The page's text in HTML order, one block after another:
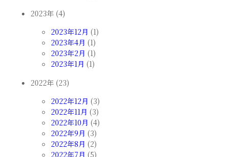
2023年 (4)
2023年12月 (1)
2023年4月 (1)
2023年2月 (1)
2023年1月 (1)
2022年 (23)
2022年12月 (3)
2022年11月 (3)
2022年10月 (4)
2022年9月 (3)
2022年8月 (2)
2022年7月 (5)